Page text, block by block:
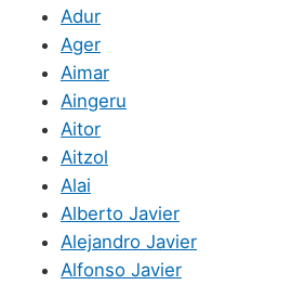
Nombres de niño que
Nombres de niño que
Nombres de niño que
Adur
Ager
Aimar
Aingeru
Aitor
Aitzol
Alai
Alberto Javier
Alejandro Javier
Alfonso Javier